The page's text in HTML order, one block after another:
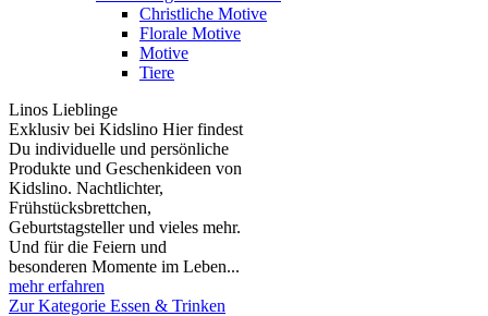
Christliche Motive
Florale Motive
Motive
Tiere
Linos Lieblinge
Exklusiv bei Kidslino Hier findest
Du individuelle und persönliche
Produkte und Geschenkideen von
Kidslino. Nachtlichter,
Frühstücksbrettchen,
Geburtstagsteller und vieles mehr.
Und für die Feiern und
besonderen Momente im Leben...
mehr erfahren
Zur Kategorie Essen & Trinken